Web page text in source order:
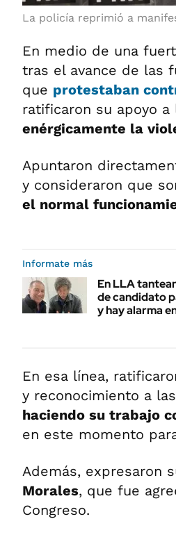
La policía reprimió a
En medio de una
tras el avance de las
que protestaban
ratificaron su apoyo
enérgicamente la
Apuntaron
y consideraron que
el normal
Informate más
En LLA
de candidato
y hay alarma
En esa línea,
y reconocimiento a
haciendo su trabajo
en este momento
Además, expresaron
Morales, que fue
Congreso.